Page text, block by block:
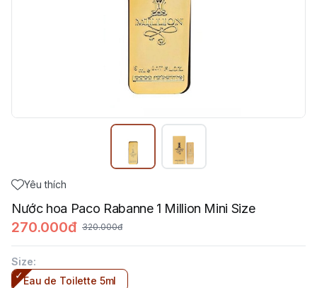
Yêu thích
Nước hoa Paco Rabanne 1 Million Mini Size
270.000đ 320.000đ
Size:
Eau de Toilette 5ml